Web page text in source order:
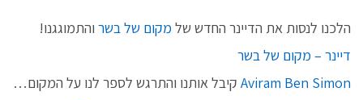
הלכנו לנסות את הדיינר החדש של מקום של בשר והתמוגגנו!
דיינר – מקום של בשר
Aviram Ben Simon קיבל אותנו והתרגש לספר לנו על המקום…